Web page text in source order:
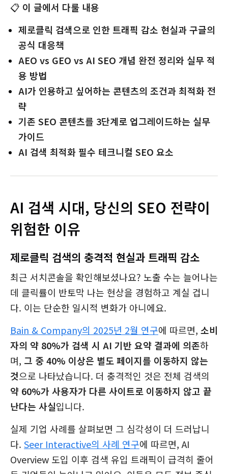
📋 이 글에서 다룰 내용
제로클릭 검색으로 인한 트래픽 감소 현실과 구글의
공식 대응책
AEO vs GEO vs AI SEO 개념 완전 정리와 실무 적
용 방법
AI가 인용하고 싶어하는 콘텐츠의 조건과 최적화 전
략
기존 SEO 콘텐츠를 3단계로 업그레이드하는 실무
가이드
AI 검색 최적화 필수 테크니컬 SEO 요소
AI 검색 시대, 당신의 SEO 전략이
위험한 이유
제로클릭 검색의 충격적 현실과 트래픽 감소
최근 서치콘솔을 확인해보셨나요? 노출 수는 늘어나는
데 클릭률이 반토막 나는 현상을 경험하고 계실 겁니
다. 이는 단순한 일시적 변화가 아니에요.
Bain & Company의 2025년 2월 연구에 따르면, 소비
자의 약 80%가 검색 시 AI 기반 요약 결과에 의존하
며, 그 중 40% 이상은 별도 페이지를 이동하지 않는
것으로 나타났습니다. 더 충격적인 것은 전체 검색의
약 60%가 사용자가 다른 사이트로 이동하지 않고 끝
난다는 사실입니다.
실제 기업 사례를 살펴보면 그 심각성이 더 드러납니
다. Seer Interactive의 사례 연구에 따르면, AI
Overview 도입 이후 검색 유입 트래픽이 급격히 줄어